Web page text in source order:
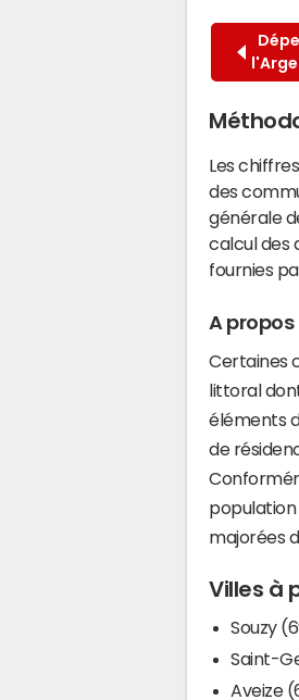
Les
des
générale
calcul des
fournies
A
Certaines
littoral
éléments
de
population
majorées
Villes à
Souzy
Saint-
Aveize